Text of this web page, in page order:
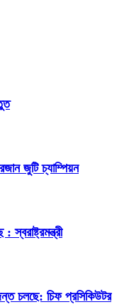
জুটি চ্যাম্পিয়ন
স্বরাষ্ট্রমন্ত্রী
চলছে: চিফ প্রসিকিউটর